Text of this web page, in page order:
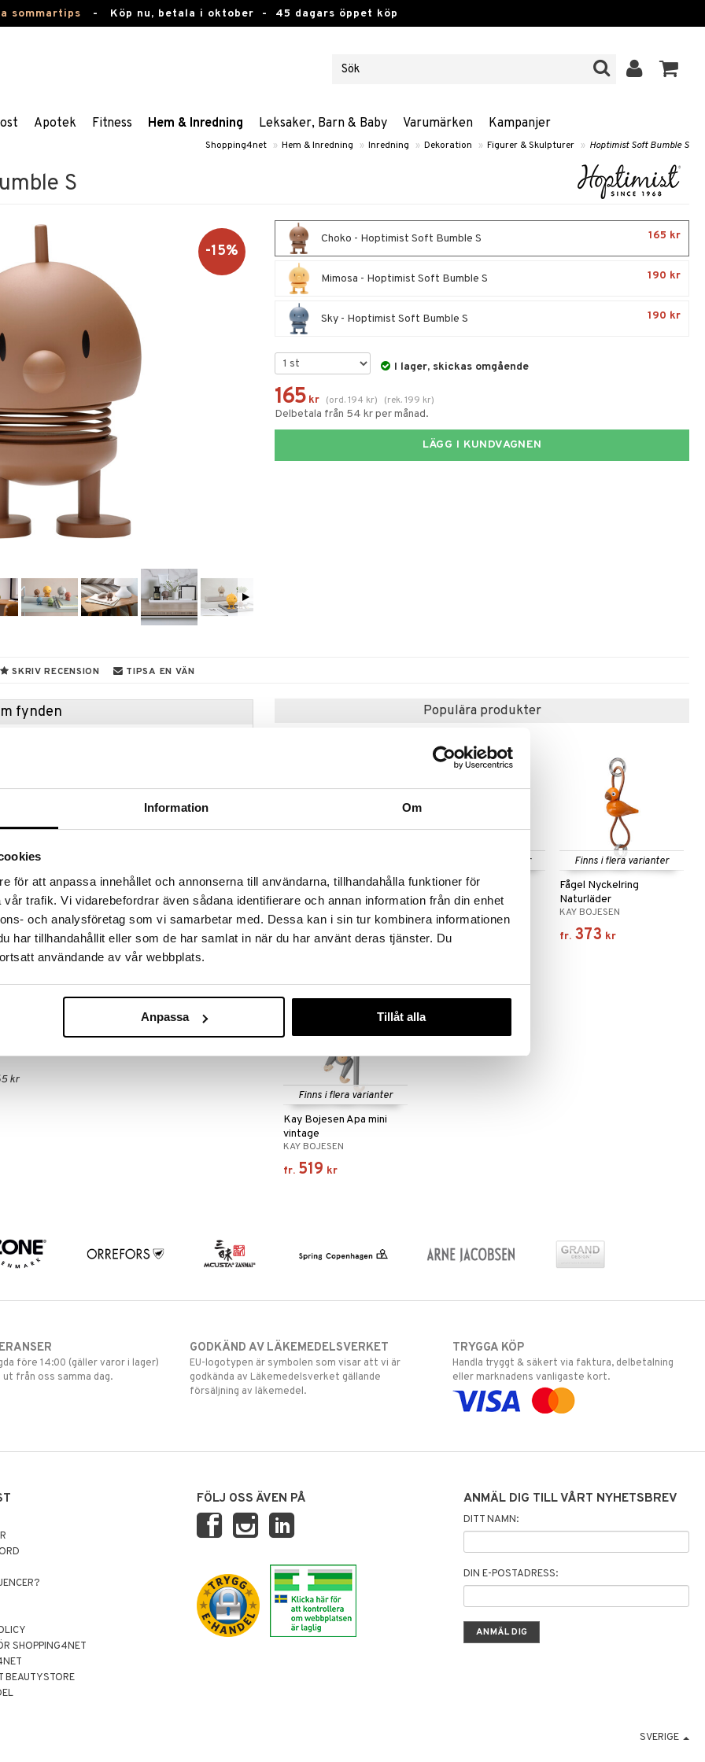
Information Om
för att anpassa innehållet och annonserna till användarna, tillhandahålla funktioner för
trafik. Vi vidarebefordrar även sådana identifierare och annan information från din enhet
och analysföretag som vi samarbetar med. Dessa kan i sin tur kombinera informationen
har tillhandahållit eller som de har samlat in när du har använt deras tjänster. Du
användande av vår webbplats.
Anpassa Tillåt alla
sommartips - Köp nu, betala i oktober - 45 dagars öppet köp
Apotek Fitness Hem & Inredning Leksaker, Barn & Baby Varumärken Kampanjer
Shopping4net » Hem & Inredning » Inredning » Dekoration » Figurer & Skulpturer » Hoptimist Soft Bumble S
S
-15%
Choko - Hoptimist Soft Bumble S 165 kr
Mimosa - Hoptimist Soft Bumble S 190 kr
Sky - Hoptimist Soft Bumble S 190 kr
I lager, skickas omgående
165 kr (ord.194 kr) (rek.199 kr)
Delbetala från 54 kr per månad.
LÄGG I KUNDVAGNEN
SKRIV RECENSION TIPSA EN VÄN
fynden
fram till 31/8-2026, men var snabb - dina
kan fort ta slut!
»
leende. Hoptimisten i soft-utgåvan är
gott humör, och med sina mjuka, matta färger
den glädje var den än hamnar. Finns i olika
kr
Populära produkter
Wildlife Garden DecoBird
WILDLIFE GARDEN
fr.239 kr
Finns i flera varianter
Spring Birds
Trädekoration
SPRING COPENHAGEN
243
Finns i flera varianter
Fågel Nyckelring
Naturläder
KAY BOJESEN
fr. 373 kr
Finns i flera varianter
Kay Bojesen Apa mini
vintage
KAY BOJESEN
fr. 519 kr
före 14:00 (gäller varor i lager)
från oss samma dag.
GODKÄND AV LÄKEMEDELSVERKET
EU-logotypen är symbolen som visar att vi är
godkända av Läkemedelsverket gällande
försäljning av läkemedel.
TRYGGA KÖP
Handla tryggt & säkert via faktura, delbetalning
eller marknadens vanligaste kort.
SHOPPING4NET
BEAUTYSTORE
FÖLJ OSS ÄVEN PÅ ANMÄL DIG TILL VÅRT NYHETSBREV
DITT NAMN:
DIN E-POSTADRESS:
SVERIGE